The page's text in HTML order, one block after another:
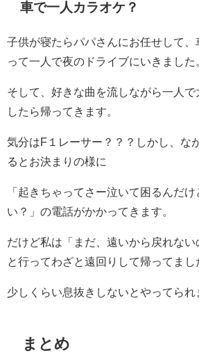
車で一人カラオケ？
子供が寝たらパパさんにお任せして
って一人で夜のドライブにいきました
そして、好きな曲を流しながら一人で
したら帰ってきます。
気分はF１レーサー？？？しかし、な
るとお決まりの様に
「起きちゃってさー泣いて困るんだ
い？」の電話がかかってきます。
だけど私は「まだ、遠いから戻れない
と行ってわざと遠回りして帰ってまし
少しくらい息抜きしないとやってられ
まとめ